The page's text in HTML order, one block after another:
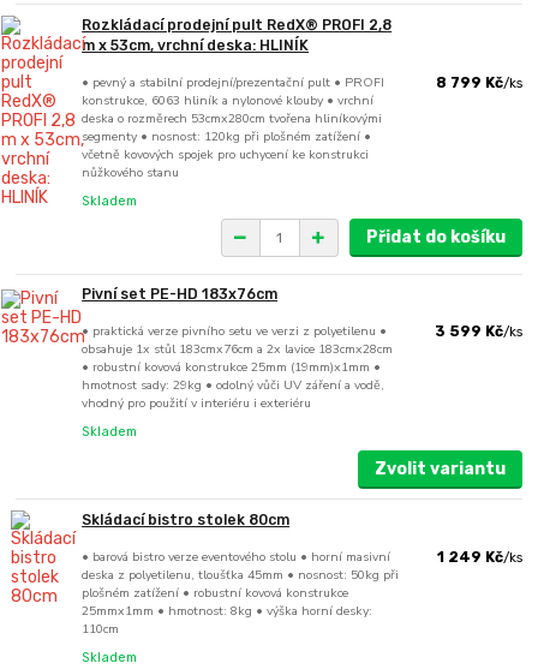
Rozkládací prodejní pult RedX® PROFI 2,8
m x 53cm, vrchní deska: HLINÍK
• pevný a stabilní prodejní/prezentační pult • PROFI
konstrukce, 6063 hliník a nylonové klouby • vrchní
deska o rozměrech 53cmx280cm tvořena hliníkovými
segmenty • nosnost: 120kg při plošném zatížení •
včetně kovových spojek pro uchycení ke konstrukci
nůžkového stanu
8 799 Kč/ks
Skladem
Přidat do košíku
Pivní set PE-HD 183x76cm
• praktická verze pivního setu ve verzi z polyetilenu •
obsahuje 1x stůl 183cmx76cm a 2x lavice 183cmx28cm
• robustní kovová konstrukce 25mm (19mm)x1mm •
hmotnost sady: 29kg • odolný vůči UV záření a vodě,
vhodný pro použití v interiéru i exteriéru
3 599 Kč/ks
Skladem
Zvolit variantu
Skládací bistro stolek 80cm
• barová bistro verze eventového stolu • horní masivní
deska z polyetilenu, tloušťka 45mm • nosnost: 50kg při
plošném zatížení • robustní kovová konstrukce
25mmx1mm • hmotnost: 8kg • výška horní desky:
110cm
1 249 Kč/ks
Skladem